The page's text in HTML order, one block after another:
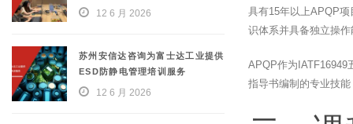
具有15年以上APQP
识体系并具备独立操作
APQP作为
指导书编制的专业技
12 6 月 2026
苏州安信达咨询为富士达工业提供
ESD防静电管理培训服务
12 6 月 2026